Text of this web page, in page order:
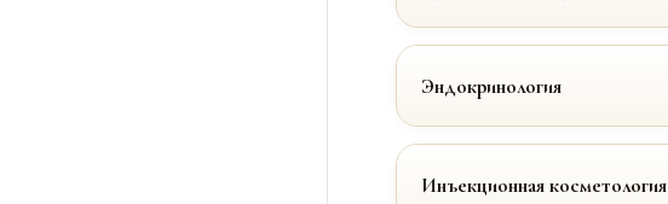
Эндокринология
Инъекционная косметология